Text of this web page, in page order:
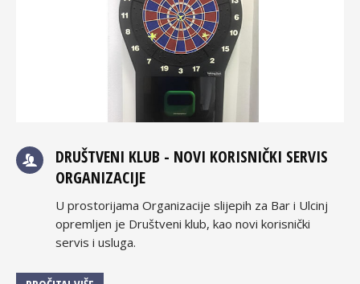
DRUŠTVENI KLUB - NOVI KORISNIČKI SERVIS
ORGANIZACIJE
U prostorijama Organizacije slijepih za Bar i Ulcinj
opremljen je Društveni klub, kao novi korisnički
servis i usluga.